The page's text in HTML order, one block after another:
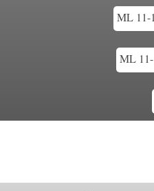
ML 11-
ML 11-